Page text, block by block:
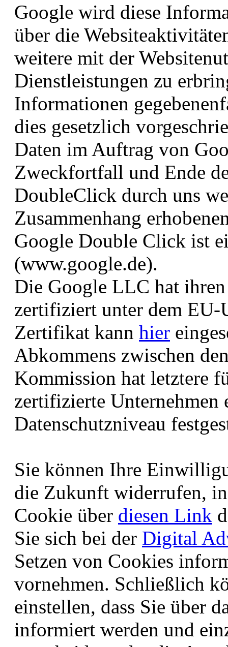
Google wird diese
über die
weitere mit der
Dienstleistungen zu
Informationen
dies gesetzlich
Daten im Auftrag von
Zweckfortfall und Ende
DoubleClick durch uns
Zusammenhang
Google Double Click ist
(www.google.de).
Die Google LLC hat
zertifiziert unter dem
Zertifikat kann hier
Abkommens zwischen
Kommission hat letztere
zertifizierte Unternehmen
Datenschutzniveau
Sie können Ihre
die Zukunft widerrufen,
Cookie über diesen Link
Sie sich bei der Digital
Setzen von Cookies
vornehmen. Schließlich
einstellen, dass Sie über
informiert werden und